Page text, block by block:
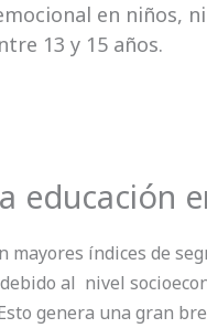
en niños,
13 y 15 años.
educación
mayores índices de
al nivel
genera una gran